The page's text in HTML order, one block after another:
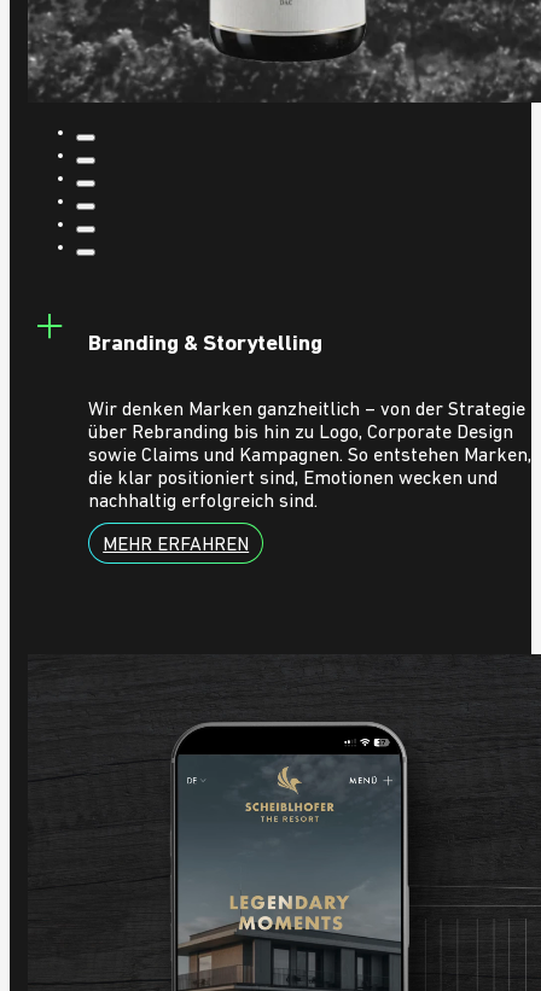
Branding & Storytelling
Wir denken Marken ganzheitlich – von der Strategie
über Rebranding bis hin zu Logo, Corporate Design
sowie Claims und Kampagnen. So entstehen Marken,
die klar positioniert sind, Emotionen wecken und
nachhaltig erfolgreich sind.
MEHR ERFAHREN